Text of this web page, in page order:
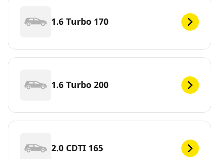
1.6 Turbo 170
1.6 Turbo 200
2.0 CDTI 165